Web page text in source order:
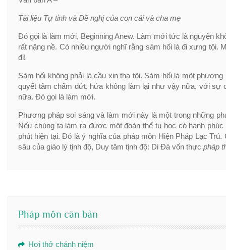
Tài liệu Tự tỉnh và Đề nghị của con cái và cha mẹ
Đó gọi là làm mới, Beginning Anew. Làm mới tức là nguyện
rất nặng nề. Có nhiều người nghĩ rằng sám hối là đi xưng tội.
đi!
Sám hối không phải là cầu xin tha tội. Sám hối là một
quyết tâm chấm dứt, hứa không làm lại như vậy nữa, với sự
nữa. Đó gọi là làm mới.
Phương pháp soi sáng và làm mới này là một trong những
Nếu chúng ta làm ra được một đoàn thể tu học có hạnh
phút hiện tại. Đó là ý nghĩa của pháp môn Hiện Pháp Lạc
sâu của giáo lý tịnh độ, Duy tâm tịnh độ: Di Đà vốn thực pháp
Pháp môn căn bản
Hơi thở chánh niệm